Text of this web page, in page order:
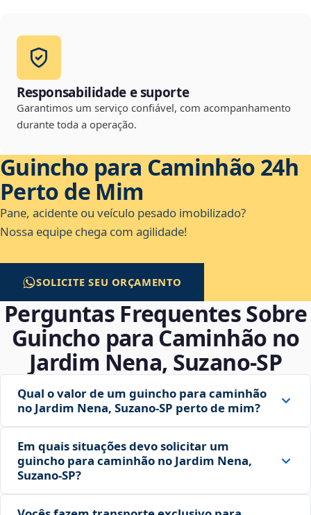
Responsabilidade e suporte
Garantimos um serviço confiável, com acompanhamento
durante toda a operação.
Guincho para Caminhão 24h
Perto de Mim
Pane, acidente ou veículo pesado imobilizado?
Nossa equipe chega com agilidade!
SOLICITE SEU ORÇAMENTO
Perguntas Frequentes Sobre
Guincho para Caminhão no
Jardim Nena, Suzano‑SP
Qual o valor de um guincho para caminhão
no Jardim Nena, Suzano‑SP perto de mim?
Em quais situações devo solicitar um
guincho para caminhão no Jardim Nena,
Suzano‑SP?